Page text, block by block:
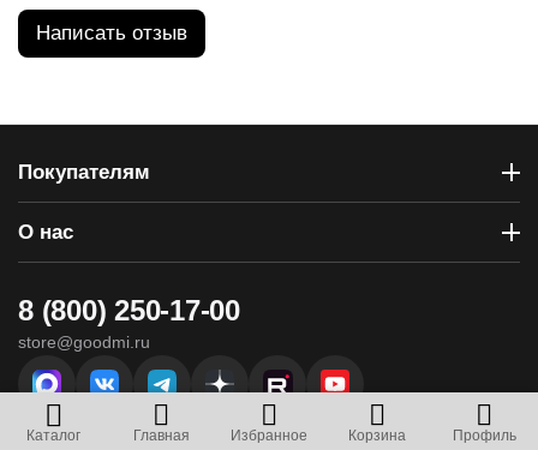
Написать отзыв
Покупателям
О нас
8 (800) 250-17-00
store@goodmi.ru
г. Севастополь, ул. Вакуленчука, 29 - ТЦ «Муссон»
Главная
Каталог Корзина
Избранное Профиль